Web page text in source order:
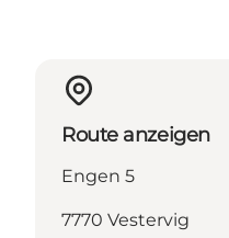
Route anzeigen
Engen 5
7770 Vestervig